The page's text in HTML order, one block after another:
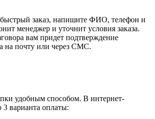
быстрый заказ, напишите ФИО, телефон и
менеджер и уточнит условия заказа.
вам придет подтверждение
на почту или через СМС.
удобным способом. В интернет-
3 варианта оплаты: